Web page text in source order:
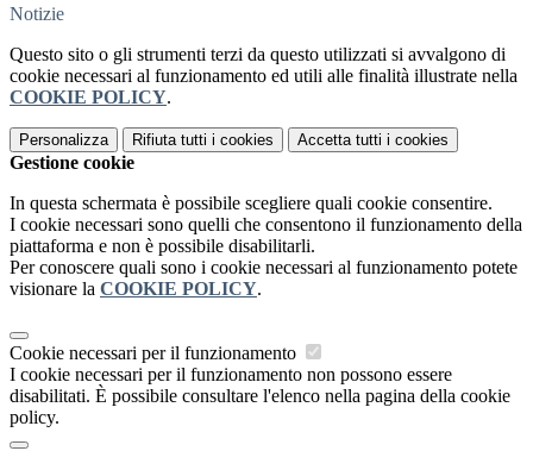
Notizie
Questo sito o gli strumenti terzi da questo utilizzati si avvalgono di
cookie necessari al funzionamento ed utili alle finalità illustrate nella
COOKIE POLICY.
Personalizza Rifiuta tutti i cookies Accetta tutti i cookies
Gestione cookie
In questa schermata è possibile scegliere quali cookie consentire.
I cookie necessari sono quelli che consentono il funzionamento della
piattaforma e non è possibile disabilitarli.
Per conoscere quali sono i cookie necessari al funzionamento potete
visionare la COOKIE POLICY.
Cookie necessari per il funzionamento
I cookie necessari per il funzionamento non possono essere
disabilitati. È possibile consultare l'elenco nella pagina della cookie
policy.